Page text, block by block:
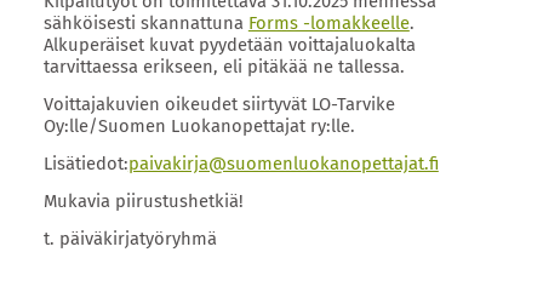
sähköisesti skannattuna Forms -lomakkeelle.
Alkuperäiset kuvat pyydetään voittajaluokalta
tarvittaessa erikseen, eli pitäkää ne tallessa.
Voittajakuvien oikeudet siirtyvät LO-Tarvike
Oy:lle/Suomen Luokanopettajat ry:lle.
Lisätiedot:paivakirja@suomenluokanopettajat.fi
Mukavia piirustushetkiä!
t. päiväkirjatyöryhmä